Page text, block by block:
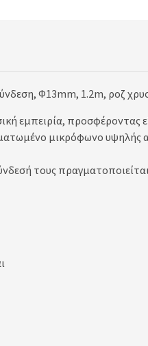
Φ13mm, 1.2m, ροζ
εμπειρία, προσφέροντας
μικρόφωνο υψηλής
τους